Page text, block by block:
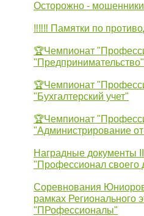
Осторожно -
‼‼‼ Памятки по
🏆Чемпионат
"Предпринимательство"
🏆Чемпионат
"Бухгалтерский учет"
🏆Чемпионат
"Администрирование
Наградные документы
"Профессионал своего
Соревнования
рамках Регионального
"ПРофессионалы"